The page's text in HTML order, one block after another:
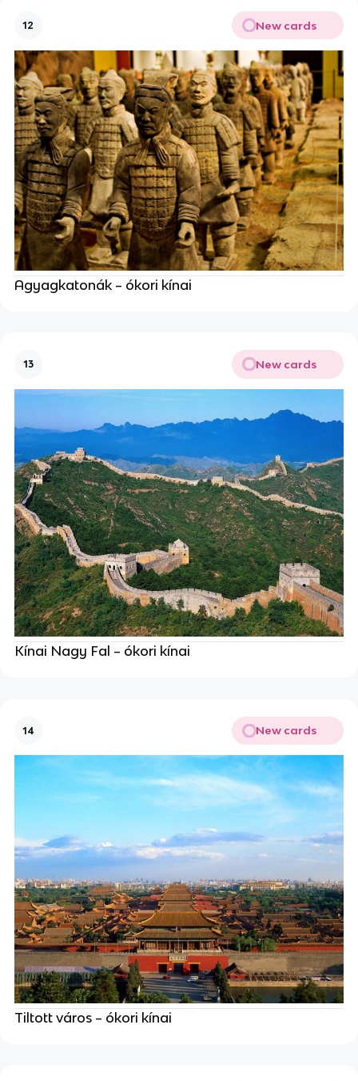
12 New cards
Agyagkatonák – ókori kínai
13 New cards
Kínai Nagy Fal – ókori kínai
14 New cards
Tiltott város – ókori kínai